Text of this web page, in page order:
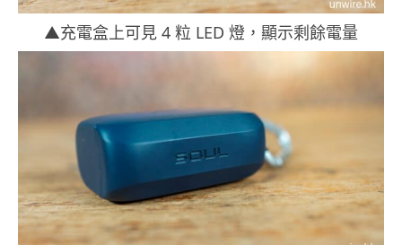
▲充電盒上可見 4 粒 LED 燈，顯示剩餘電量